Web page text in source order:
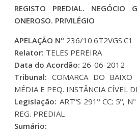
REGISTO PREDIAL. NEGÓCIO
ONEROSO. PRIVILÉGIO
APELAÇÃO Nº 236/10.6T2VGS.C1
Relator: TELES PEREIRA
Data do Acordão: 26-06-2012
Tribunal: COMARCA DO
MÉDIA E PEQ. INSTÂNCIA CÍVEL
Legislação: ARTºS 291º CC; 5º,
REG. PREDIAL
Sumário: